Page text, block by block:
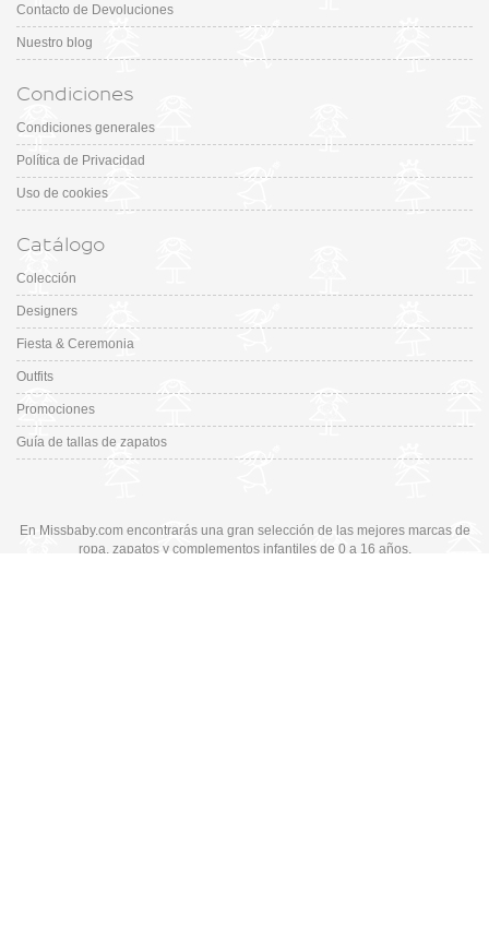
Contacto de Devoluciones
Nuestro blog
Condiciones
Condiciones generales
Política de Privacidad
Uso de cookies
Catálogo
Colección
Designers
Fiesta & Ceremonia
Outfits
Promociones
Guía de tallas de zapatos
En Missbaby.com encontrarás una gran selección de las mejores marcas de
ropa, zapatos y complementos infantiles de 0 a 16 años.